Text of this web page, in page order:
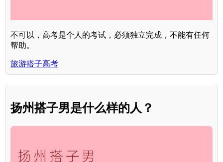
不可以，高考是个人的考试，必须独立完成，不能有任何
帮助。
旅游搭子高考
扬州搭子男是什么样的人？